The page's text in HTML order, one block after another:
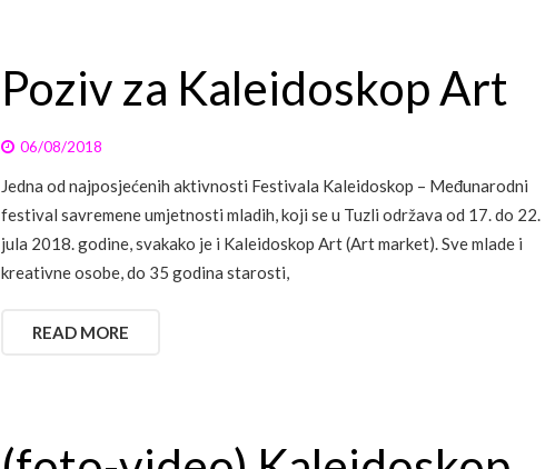
Poziv za Kaleidoskop Art
06/08/2018
Jedna od najposjećenih aktivnosti Festivala Kaleidoskop – Međunarodni
festival savremene umjetnosti mladih, koji se u Tuzli održava od 17. do 22.
jula 2018. godine, svakako je i Kaleidoskop Art (Art market). Sve mlade i
kreativne osobe, do 35 godina starosti,
READ MORE